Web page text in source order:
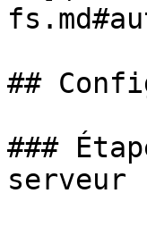
##
###
serveur